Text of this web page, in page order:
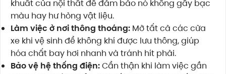
khuất của nội thất để đảm bảo nó không gây bạc
màu hay hư hỏng vật liệu.
Làm việc ở nơi thông thoáng: Mở tất cả các cửa
xe khi vệ sinh để không khí được lưu thông, giúp
hóa chất bay hơi nhanh và tránh hít phải.
Bảo vệ hệ thống điện:Cẩn thận khi làm việc gần